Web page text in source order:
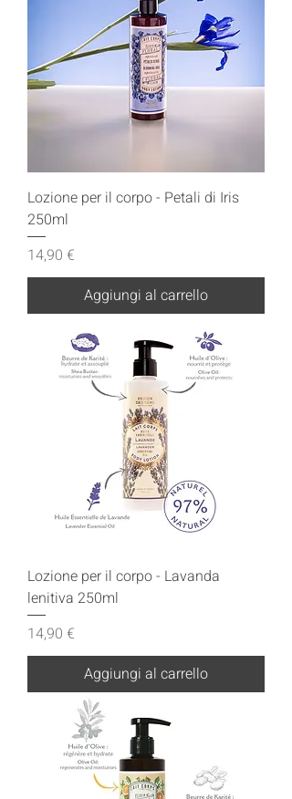
Lozione per il corpo - Petali di Iris
250ml
Prezzo
14,90 €
Aggiungi al carrello
Lozione per il corpo - Lavanda
lenitiva 250ml
Prezzo
14,90 €
Aggiungi al carrello